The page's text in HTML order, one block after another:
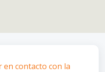
en contacto con la